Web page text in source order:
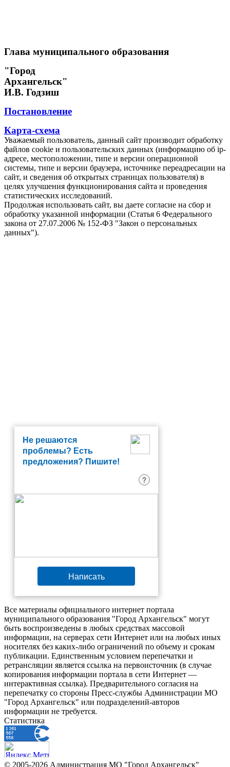
Глава муниципального образования
"Город
Архангельск"
И.В. Годзиш
Постановление
Карта-схема
Уважаемый пользователь, данный сайт производит обработку
файлов cookie и пользовательских данных (информацию об ip-
адресе, местоположении, типе и версии операционной
системы, типе и версии браузера, источнике переадресации на
сайт, и сведения об открытых страницах пользователя) в
целях улучшения функционирования сайта и проведения
статистических исследований.
Продолжая использовать сайт, вы даете согласие на сбор и
обработку указанной информации (Статья 6 Федерального
закона от 27.07.2006 № 152-ФЗ "Закон о персональных
данных").
Не решаются
проблемы? Есть
предложения? Пишите!
?
Написать
Все материалы официального интернет портала
муниципального образования "Город Архангельск" могут
быть воспроизведены в любых средствах массовой
информации, на серверах сети Интернет или на любых иных
носителях без каких-либо ограничений по объему и срокам
публикации. Единственным условием перепечатки и
ретрансляции является ссылка на первоисточник (в случае
копирования информации портала в сети Интернет —
интерактивная ссылка). Предварительного согласия на
перепечатку со стороны Пресс-службы Администрации МО
"Город Архангельск" или подразделений-авторов
информации не требуется.
Статистика
© 2005-2026 Администрация МО "Город Архангельск"